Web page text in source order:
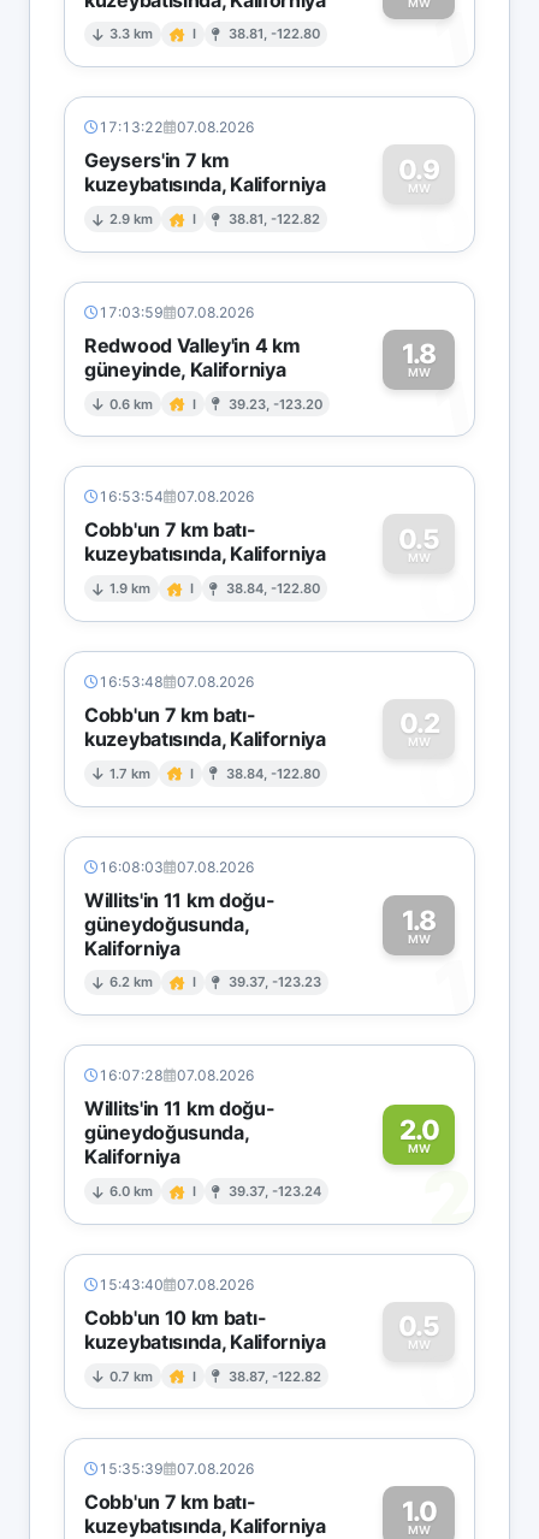
3.3 km I 38.81, -122.80
MW1
17:13:22 07.08.2026
Geysers'in 7 km
kuzeybatısında, Kaliforniya
2.9 km I 38.81, -122.82
0.9
MW
0
17:03:59 07.08.2026
Redwood Valley'in 4 km
güneyinde, Kaliforniya
0.6 km I 39.23, -123.20
1.8
MW1
16:53:54 07.08.2026
Cobb'un 7 km batı-
kuzeybatısında, Kaliforniya
1.9 km I 38.84, -122.80
0.5
MW
0
16:53:48 07.08.2026
Cobb'un 7 km batı-
kuzeybatısında, Kaliforniya
1.7 km I 38.84, -122.80
0.2
MW
0
16:08:03 07.08.2026
Willits'in 11 km doğu-
güneydoğusunda,
Kaliforniya
6.2 km I 39.37, -123.23
1.8
MW
1
16:07:28 07.08.2026
Willits'in 11 km doğu-
güneydoğusunda,
Kaliforniya
6.0 km I 39.37, -123.24
2.0
MW
2
15:43:40 07.08.2026
Cobb'un 10 km batı-
kuzeybatısında, Kaliforniya
0.7 km I 38.87, -122.82
0.5
MW
0
15:35:39 07.08.2026
Cobb'un 7 km batı-
kuzeybatısında, Kaliforniya
1.0
MW